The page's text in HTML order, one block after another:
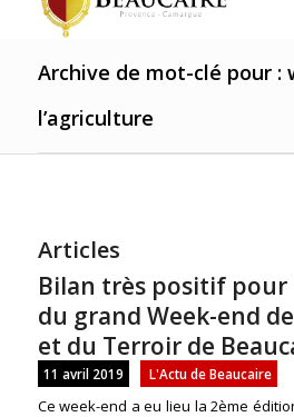
Archive de mot-clé pour :
l’agriculture
Articles
Bilan très positif pour
du grand Week-end
et du Terroir de
11 avril 2019 L'Actu de Beaucaire
Ce week-end a eu lieu la 2ème